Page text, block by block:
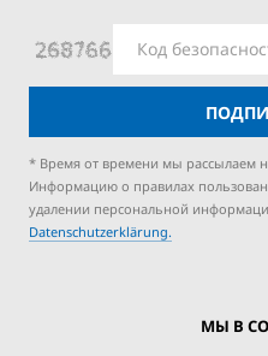
* Время от времени мы рассылаем
Информацию о правилах
удалении персональной
Datenschutzerklärung.
МЫ В